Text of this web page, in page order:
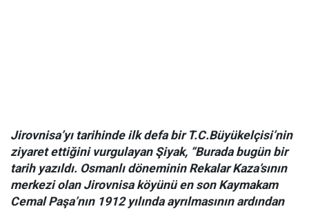
Jirovnisa’yı tarihinde ilk defa bir T.C.Büyükelçisi’nin
ziyaret ettiğini vurgulayan Şiyak, “Burada bugün bir
tarih yazıldı. Osmanlı döneminin Rekalar Kaza’sının
merkezi olan Jirovnisa köyünü en son Kaymakam
Cemal Paşa’nın 1912 yılında ayrılmasının ardından